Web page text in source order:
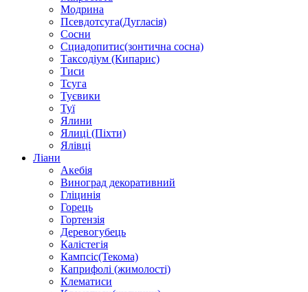
Модрина
Псевдотсуга(Дугласія)
Сосни
Сциадопитис(зонтична сосна)
Таксодіум (Кипарис)
Тиси
Тсуга
Туєвики
Туї
Ялини
Ялиці (Піхти)
Ялівці
Ліани
Акебія
Виноград декоративний
Гліцинія
Горець
Гортензія
Деревогубець
Калістегія
Кампсіс(Текома)
Каприфолі (жимолості)
Клематиси